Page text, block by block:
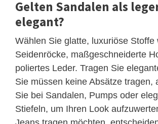
Gelten Sandalen als
elegant?
Wählen Sie glatte, luxuriöse Stoffe
Seidenröcke, maßgeschneiderte
poliertes Leder. Tragen Sie
Sie müssen keine Absätze tragen,
Sie bei Sandalen, Pumps oder
Stiefeln, um Ihren Look